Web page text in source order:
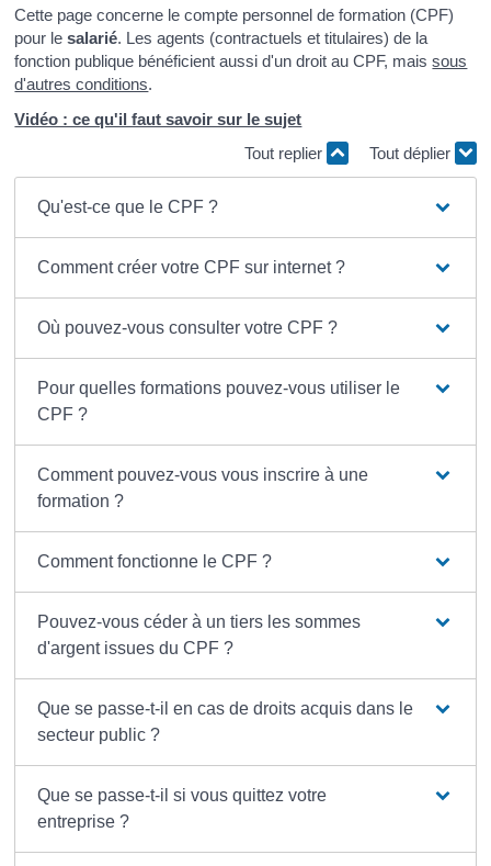
Cette page concerne le compte personnel de formation (CPF)
pour lesalarié. Les agents (contractuels et titulaires) de la
fonction publique bénéficient aussi d'un droit au CPF, maissous
d'autres conditions.
Vidéo : ce qu'il faut savoir sur le sujet
Tout replier
Tout déplier
Qu'est-ce que le CPF ?
Comment créer votre CPF sur internet ?
Où pouvez-vous consulter votre CPF ?
Pour quelles formations pouvez-vous utiliser le
CPF ?
Comment pouvez-vous vous inscrire à une
formation ?
Comment fonctionne le CPF ?
Pouvez-vous céder à un tiers les sommes
d'argent issues du CPF ?
Que se passe-t-il en cas de droits acquis dans le
secteur public ?
Que se passe-t-il si vous quittez votre
entreprise ?